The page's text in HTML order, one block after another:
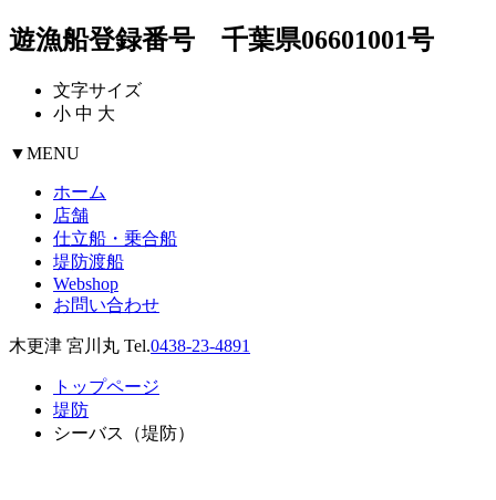
遊漁船登録番号 千葉県06601001号
文字サイズ
小 中 大
▼MENU
ホーム
店舗
仕立船・乗合船
堤防渡船
Webshop
お問い合わせ
木更津 宮川丸 Tel.0438-23-4891
トップページ
堤防
シーバス（堤防）